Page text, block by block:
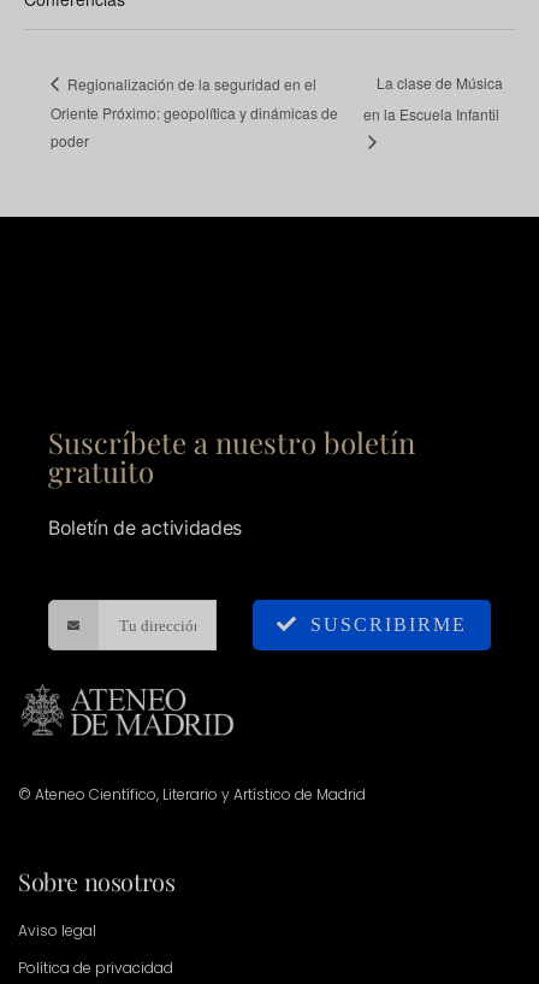
Regionalización de la seguridad en el
Oriente Próximo: geopolítica y dinámicas de
poder
La clase de Música
en la Escuela Infantil
Suscríbete a nuestro boletín
gratuito
Boletín de actividades
SUSCRIBIRME
© Ateneo Científico, Literario y Artístico de Madrid
Sobre nosotros
Aviso legal
Política de privacidad